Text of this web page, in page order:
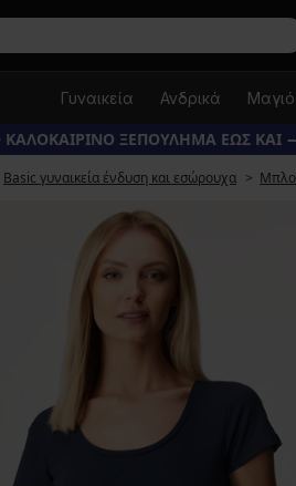
Γυναικεία Ανδρικά Μαγιό
ΞΕΠΟΥΛΗΜΑ ΕΩΣ ΚΑΙ
Basic γυναικεία ένδυση και εσώρουχα